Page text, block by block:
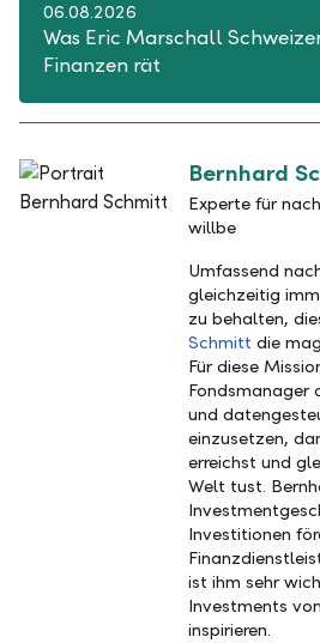
06.08.2026
Was Eric Marschall
Finanzen rät
Bernhard
Experte für
willbe
Umfassend
gleichzeitig
zu behalten,
Schmitt die
Für diese
Fondsmanager
und
einzusetzen,
erreichst und
Welt tust.
Investitionen
ist ihm sehr
Investments
inspirieren.